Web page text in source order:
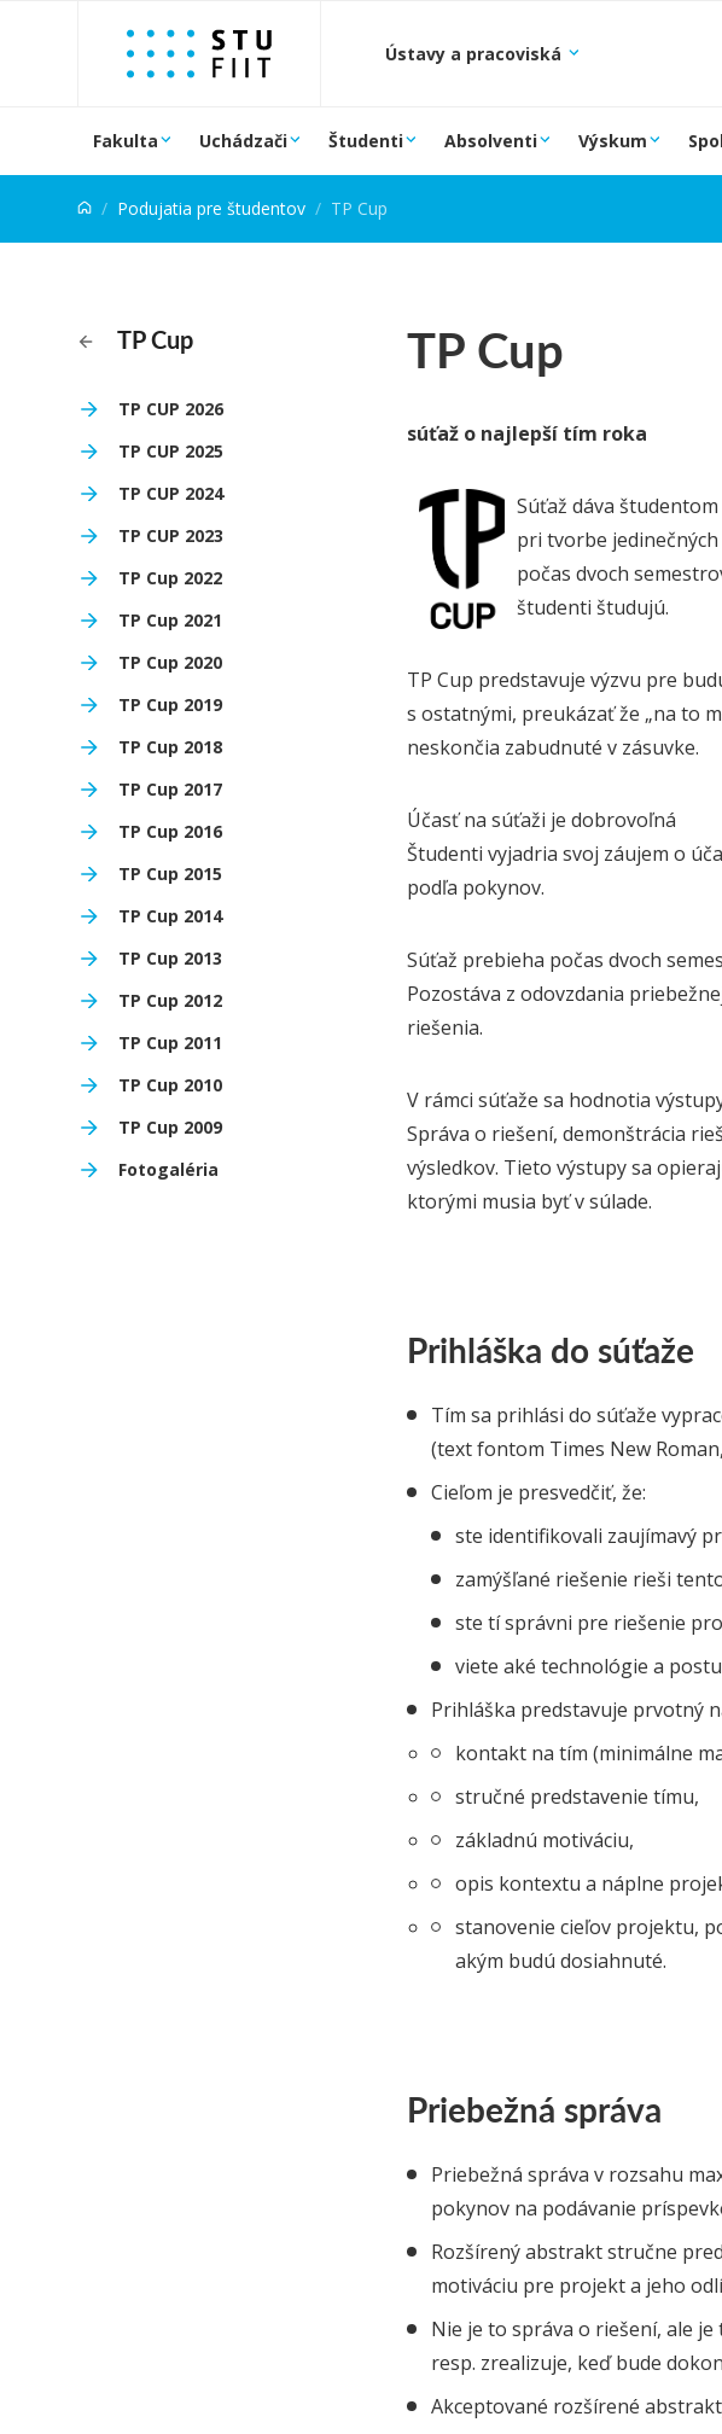
Prejsť na obsah
Ústavy a pracoviská
Fakulta Uchádzači Študenti Absolventi Výskum
Podujatia pre študentov TP Cup
TP Cup
TP CUP 2026
TP CUP 2025
TP CUP 2024
TP CUP 2023
TP Cup 2022
TP Cup 2021
TP Cup 2020
TP Cup 2019
TP Cup 2018
TP Cup 2017
TP Cup 2016
TP Cup 2015
TP Cup 2014
TP Cup 2013
TP Cup 2012
TP Cup 2011
TP Cup 2010
TP Cup 2009
Fotogaléria
TP Cup
súťaž o najlepší tím roka
Súťaž dáva
pri tvorbe
počas dvoch
študenti študujú.
TP Cup predstavuje výzvu pre
s ostatnými, preukázať že „na to
neskončia zabudnuté v zásuvke.
Účasť na súťaži je dobrovoľná
Študenti vyjadria svoj záujem o
podľa pokynov.
Súťaž prebieha počas dvoch
Pozostáva z odovzdania
riešenia.
V rámci súťaže sa hodnotia
Správa o riešení, demonštrácia
výsledkov. Tieto výstupy sa
ktorými musia byť v súlade.
Prihláška do súťaže
Tím sa prihlási do súťaže
(text fontom Times New
Cieľom je presvedčiť, že:
ste identifikovali zaujímavý
zamýšľané riešenie rieši
ste tí správni pre riešenie
viete aké technológie a
Prihláška predstavuje prvotný
kontakt na tím (minimálne
stručné predstavenie tímu,
základnú motiváciu,
opis kontextu a náplne
stanovenie cieľov projektu,
akým budú dosiahnuté.
Priebežná správa
Priebežná správa v rozsahu
pokynov na podávanie
Rozšírený abstrakt stručne
motiváciu pre projekt a jeho
Nie je to správa o riešení, ale
resp. zrealizuje, keď bude
Akceptované rozšírené